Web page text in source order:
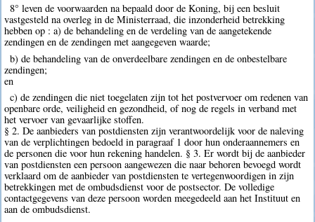
8° leven de voorwaarden na bepaald door de Koning, bij een besluit
vastgesteld na overleg in de Ministerraad, die inzonderheid betrekking
hebben op : a) de behandeling en de verdeling van de aangetekende
zendingen en de zendingen met aangegeven waarde;
b) de behandeling van de onverdeelbare zendingen en de onbestelbare
zendingen;
en
c) de zendingen die niet toegelaten zijn tot het postvervoer om redenen van
openbare orde, veiligheid en gezondheid, of nog de regels in verband met
het vervoer van gevaarlijke stoffen.
§ 2. De aanbieders van postdiensten zijn verantwoordelijk voor de naleving
van de verplichtingen bedoeld in paragraaf 1 door hun onderaannemers en
de personen die voor hun rekening handelen. § 3. Er wordt bij de aanbieder
van postdiensten een persoon aangewezen die naar behoren bevoegd wordt
verklaard om de aanbieder van postdiensten te vertegenwoordigen in zijn
betrekkingen met de ombudsdienst voor de postsector. De volledige
contactgegevens van deze persoon worden meegedeeld aan het Instituut en
aan de ombudsdienst.